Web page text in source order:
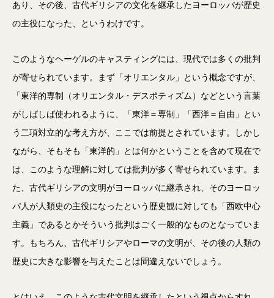
あり、その後、古代ギリシアの文化を継承したヨーロッパが歴史
の主役になった、というわけです。
このようなヘーゲルのキャスティングには、現代では多くの批判
が寄せられています。まず「オリエンタル」という概念ですが、
「東洋的専制（オリエンタル・デスポティズム）などという言葉
がしばしば使われるように、「東洋＝専制」「西洋＝自由」とい
う二項対立的な考え方が、ここでは前提とされています。しかし
ながら、そもそも「東洋的」とは何かということを含めて現在で
は、このような理解に対しては批判が多く寄せられています。ま
た、古代ギリシアの文明がヨーロッパに継承され、そのヨーロッ
パ人が人類史の主役になったという歴史観に対しても「西欧中心
主義」であるとかそういう批判はごく一般的なものとなっていま
す。もちろん、古代ギリシアやローマの文明が、その後の人類の
歴史に大きな影響を与えたことは間違えないでしょう。